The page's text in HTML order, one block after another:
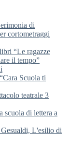
di
cortometraggi
“Le ragazze
il tempo”
Scuola ti
teatrale 3
scuola di lettera a
L'esilio di